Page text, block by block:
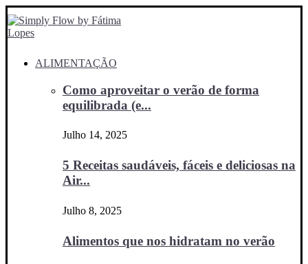
ALIMENTAÇÃO
Como aproveitar o verão de forma
equilibrada (e...
Julho 14, 2025
5 Receitas saudáveis, fáceis e deliciosas na
Air...
Julho 8, 2025
Alimentos que nos hidratam no verão